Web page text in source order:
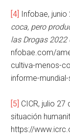
[4] Infobae,
coca, pero
las Drogas 2022
nfobae.com/
cultiva-menos-
informe-
[5] CICR, julio
situación
https://